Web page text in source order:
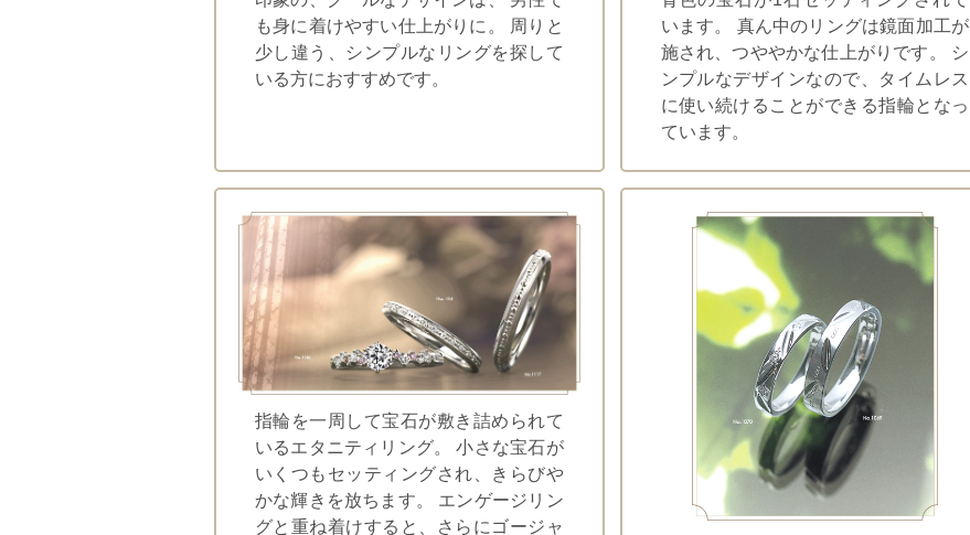
も身に着けやすい仕上がりに。 周りと
少し違う、シンプルなリングを探して
いる方におすすめです。
います。 真ん中のリングは鏡面加工が
施され、つややかな仕上がりです。 シ
ンプルなデザインなので、タイムレス
に使い続けることができる指輪となっ
ています。
指輪を一周して宝石が敷き詰められて
いるエタニティリング。 小さな宝石が
いくつもセッティングされ、きらびや
かな輝きを放ちます。 エンゲージリン
グと重ね着けすると、さらにゴージャ